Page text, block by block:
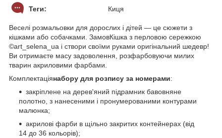
Теги: Киця
Веселі розмальовки для дорослих і дітей — це сюжети з
кішками або собачками. ЗамовКішка з перловою сережкою
©art_selena_ua і створи своїми руками оригінальний шедевр!
Ви отримаєте масу задоволення, розфарбовуючи милих
тварин акриловими фарбами.
Комплектаціянабору для розпису за номерами:
закріплене на дерев'яний підрамник бавовняне
полотно, з нанесеними і пронумерованими контурами
малюнка;
акрилові фарби в щільно закритих контейнерах (від
14 до 36 кольорів);